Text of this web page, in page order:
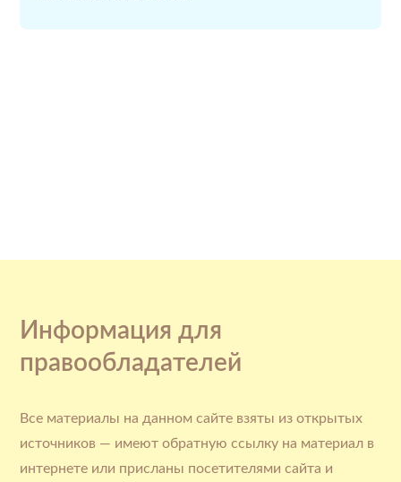
Информация для
правообладателей
Все материалы на данном сайте взяты из открытых
источников — имеют обратную ссылку на материал в
интернете или присланы посетителями сайта и